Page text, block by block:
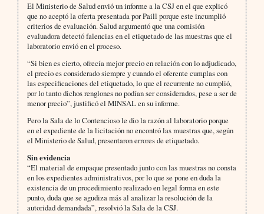
El Ministerio de Salud envió un informe a la CSJ en el que explicó
que no aceptó la oferta presentada por Paill porque este incumplió
criterios de evaluación. Salud argumentó que una comisión
evaluadora detectó falencias en el etiquetado de las muestras que el
laboratorio envió en el proceso.
“Si bien es cierto, ofrecía mejor precio en relación con lo adjudicado,
el precio es considerado siempre y cuando el oferente cumplas con
las especificaciones del etiquetado, lo que el recurrente no cumplió,
por lo tanto dichos renglones no podían ser considerados, pese a ser de
menor precio”, justificó el MINSAL en su informe.
Pero la Sala de lo Contencioso le dio la razón al laboratorio porque
en el expediente de la licitación no encontró las muestras que, según
el Ministerio de Salud, presentaron errores de etiquetado.
Sin evidencia
“El material de empaque presentado junto con las muestras no consta
en los expedientes administrativos, por lo que se pone en duda la
existencia de un procedimiento realizado en legal forma en este
punto, duda que se agudiza más al analizar la resolución de la
autoridad demandada”, resolvió la Sala de la CSJ.